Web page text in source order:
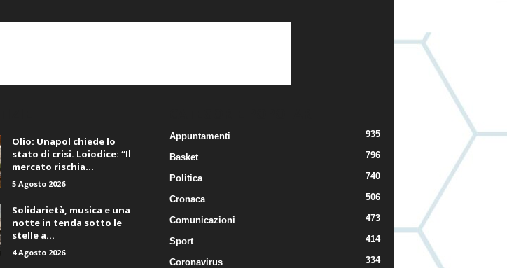
Olio: Unapol chiede lo
stato di crisi. Loiodice: “Il
mercato rischia...
5 Agosto 2026
Solidarietà, musica e una
notte in tenda sotto le
stelle a...
4 Agosto 2026
Appuntamenti 935
Basket 796
Politica 740
Cronaca 506
Comunicazioni 473
Sport 414
Coronavirus 334